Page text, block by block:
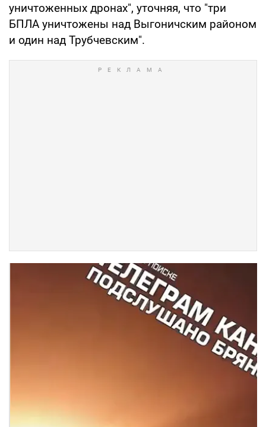
уничтоженных дронах", уточняя, что "три
БПЛА уничтожены над Выгоничским районом
и один над Трубчевским".